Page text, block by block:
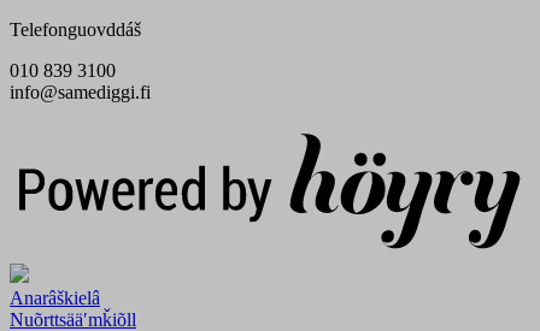
Telefonguovddáš
010 839 3100
info@samediggi.fi
Anarâškielâ
Nuõrttsääʹmǩiõll